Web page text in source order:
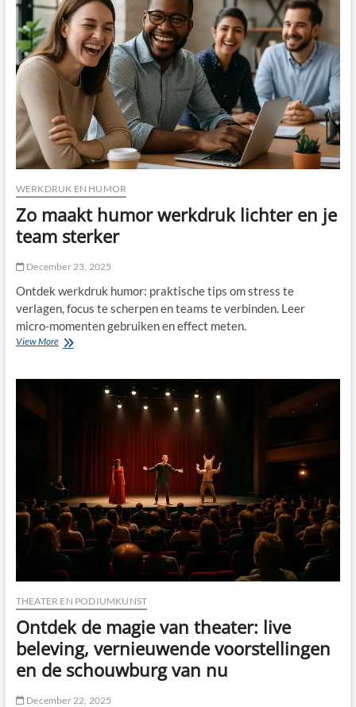
humor
voor
vertrouwen,
creativiteit
en
resultaat
WERKDRUK EN HUMOR
Zo maakt humor werkdruk lichter en je
team sterker
December 23, 2025
Ontdek werkdruk humor: praktische tips om stress te
verlagen, focus te scherpen en teams te verbinden. Leer
micro-momenten gebruiken en effect meten.
View MoreZo
THEATER EN PODIUMKUNST
Ontdek de magie van theater: live
beleving, vernieuwende voorstellingen
en de schouwburg van nu
December 22, 2025